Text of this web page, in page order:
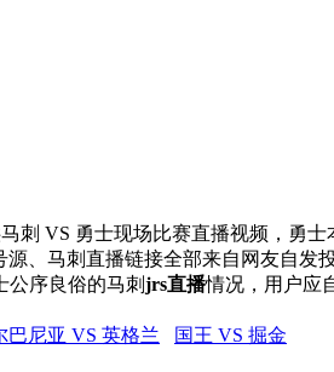
刺 VS 勇士现场比赛直播视频，勇士
、马刺直播链接全部来自网友自发
公序良俗的马刺jrs直播情况，用户应
巴尼亚 VS 英格兰
国王 VS 掘金